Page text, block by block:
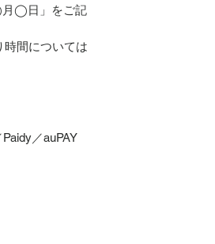
月◯日」をご記
時間については
／auPAY